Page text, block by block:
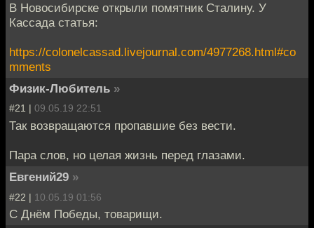
В Новосибирске открыли помятник Сталину. У
Кассада статья:
https://colonelcassad.livejournal.com/4977268.html#co
mments
Физик-Любитель »
#21 | 09.05.19 22:51
Так возвращаются пропавшие без вести.
Пара слов, но целая жизнь перед глазами.
Евгений29 »
#22 | 10.05.19 01:56
С Днём Победы, товарищи.